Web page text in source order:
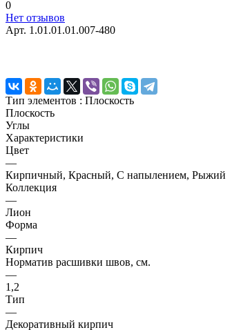
0
Нет отзывов
Арт. 1.01.01.01.007-480
Тип элементов : Плоскость
Плоскость
Углы
Характеристики
Цвет
—
Кирпичный, Красный, С напылением, Рыжий
Коллекция
—
Лион
Форма
—
Кирпич
Норматив расшивки швов, см.
—
1,2
Тип
—
Декоративный кирпич